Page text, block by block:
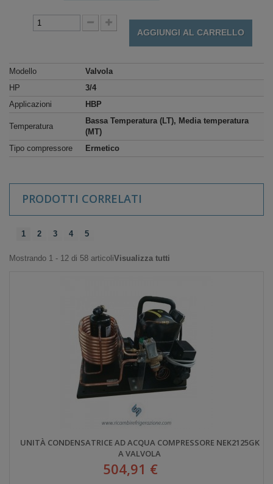
AGGIUNGI AL CARRELLO
Modello
Valvola
HP
3/4
Applicazioni
HBP
Temperatura
Bassa Temperatura (LT), Media temperatura
(MT)
Tipo compressore
Ermetico
PRODOTTI CORRELATI
1 2 3 4 5
Mostrando 1 - 12 di 58 articoliVisualizza tutti
UNITÀ CONDENSATRICE AD ACQUA COMPRESSORE NEK2125GK
A VALVOLA
504,91 €